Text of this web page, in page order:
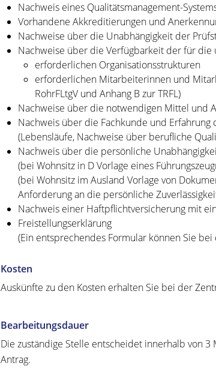
Nachweis eines Qualitätsmanagement-
Vorhandene Akkreditierungen und
Nachweise über die Unabhängigkeit der
Nachweise über die Verfügbarkeit der für die
erforderlichen Organisationsstrukturen
erforderlichen Mitarbeiterinnen und
RohrFLtgV und Anhang B zur TRFL)
Nachweise über die notwendigen Mittel und
Nachweis über die Fachkunde und Erfahrung
(Lebensläufe, Nachweise über berufliche
Nachweis über die persönliche
(bei Wohnsitz in D Vorlage eines
(bei Wohnsitz im Ausland Vorlage von
Anforderung an die persönliche
Nachweis einer Haftpflichtversicherung mit
Freistellungserklärung
(Ein entsprechendes Formular können Sie
Kosten
Auskünfte zu den Kosten erhalten Sie bei der
Bearbeitungsdauer
Die zuständige Stelle entscheidet innerhalb von
Antrag.